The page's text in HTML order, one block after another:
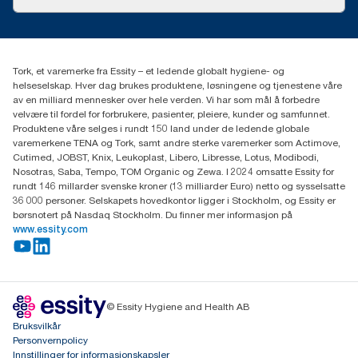
(+47) 22 70 62 00
Fredrik Selmers vei 6
0603 OSLO
Tork, et varemerke fra Essity – et ledende globalt hygiene- og
helseselskap. Hver dag brukes produktene, løsningene og tjenestene våre
av en milliard mennesker over hele verden. Vi har som mål å forbedre
velvære til fordel for forbrukere, pasienter, pleiere, kunder og samfunnet.
Produktene våre selges i rundt 150 land under de ledende globale
varemerkene TENA og Tork, samt andre sterke varemerker som Actimove,
Cutimed, JOBST, Knix, Leukoplast, Libero, Libresse, Lotus, Modibodi,
Nosotras, Saba, Tempo, TOM Organic og Zewa. I 2024 omsatte Essity for
rundt 146 millarder svenske kroner (13 milliarder Euro) netto og sysselsatte
36 000 personer. Selskapets hovedkontor ligger i Stockholm, og Essity er
børsnotert på Nasdaq Stockholm. Du finner mer informasjon på
www.essity.com
© Essity Hygiene and Health AB
Bruksvilkår
Personvernpolicy
Innstillinger for informasjonskapsler